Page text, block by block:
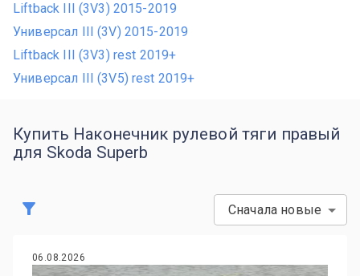
Liftback III (3V3) 2015-2019
Универсал III (3V) 2015-2019
Liftback III (3V3) rest 2019+
Универсал III (3V5) rest 2019+
Купить Наконечник рулевой тяги правый
для Skoda Superb
Сначала новые
06.08.2026